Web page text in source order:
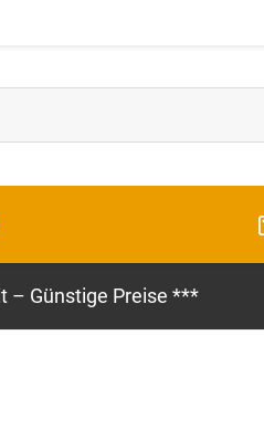
– Günstige Preise ***